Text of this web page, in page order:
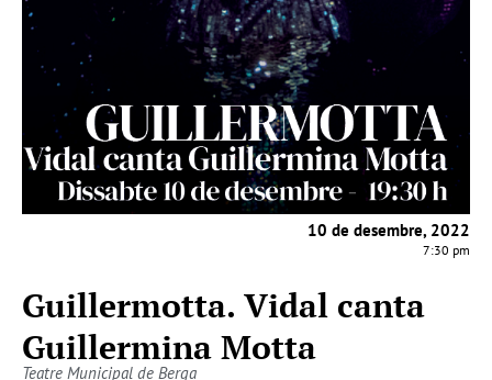
10 de desembre, 2022
7:30 pm
Guillermotta. Vidal canta
Guillermina Motta
Teatre Municipal de Berga